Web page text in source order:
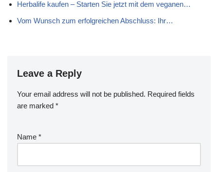
Herbalife kaufen – Starten Sie jetzt mit dem veganen…
Vom Wunsch zum erfolgreichen Abschluss: Ihr…
Leave a Reply
Your email address will not be published. Required fields
are marked *
Name *